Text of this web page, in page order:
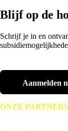
Blijf op de
Schrijf je in en
Aanmelden
ONZE PARTNERS